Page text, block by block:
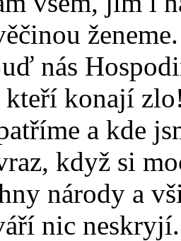
nás
konají
a kde
když si
národy a
nic